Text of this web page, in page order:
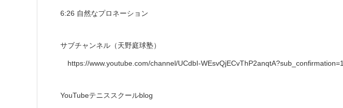
6:26 自然なプロネーション
サブチャンネル（天野庭球塾）
https://www.youtube.com/channel/UCdbI-WEsvQjECvThP2anqtA?sub_confirmation=1
YouTubeテニススクールblog